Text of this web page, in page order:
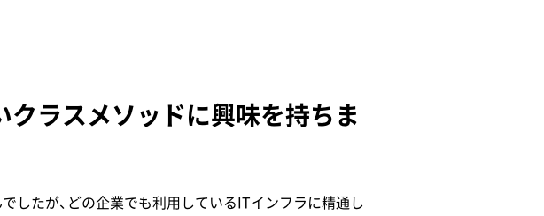
クラスメソッドに興味を持ちま
したが、どの企業でも利用しているITインフラに精通し